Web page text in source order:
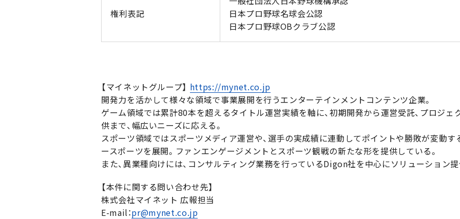
権利表記
日本プロ野球名球会公認
日本プロ野球OBクラブ公認
【マイネットグループ】 https://mynet.co.jp
開発力を活かして様々な領域で事業展開を行うエンターテインメントコンテンツ企業。
ゲーム領域では累計80本を超えるタイトル運営実績を軸に、初期開発から運営受託、プロジ
供まで、幅広いニーズに応える。
スポーツ領域ではスポーツメディア運営や、選手の実成績に連動してポイントや勝敗が変動
ースポーツを展開。ファンエンゲージメントとスポーツ観戦の新たな形を提供している。
また、異業種向けには、コンサルティング業務を行っているDigon社を中心にソリューション
【本件に関する問い合わせ先】
株式会社マイネット 広報担当
E-mail：pr@mynet.co.jp